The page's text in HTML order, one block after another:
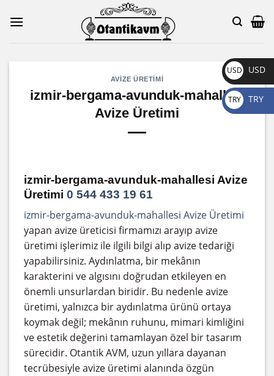
AVIZE ÜRETIMI
izmir-bergama-avunduk-mahallesi
Avize Üretimi
izmir-bergama-avunduk-mahallesi Avize
Üretimi 0 544 433 19 61
izmir-bergama-avunduk-mahallesi Avize Üretimi
yapan avize üreticisi firmamızı arayıp avize
üretimi işlerimiz ile ilgili bilgi alıp avize tedariği
yapabilirsiniz. Aydınlatma, bir mekânın
karakterini ve algısını doğrudan etkileyen en
önemli unsurlardan biridir. Bu nedenle avize
üretimi, yalnızca bir aydınlatma ürünü ortaya
koymak değil; mekânın ruhunu, mimari kimliğini
ve estetik değerini tamamlayan özel bir tasarım
sürecidir. Otantik AVM, uzun yıllara dayanan
tecrübesiyle avize üretimi alanında özgün
USD
$
USD
TRY
₺
TRY